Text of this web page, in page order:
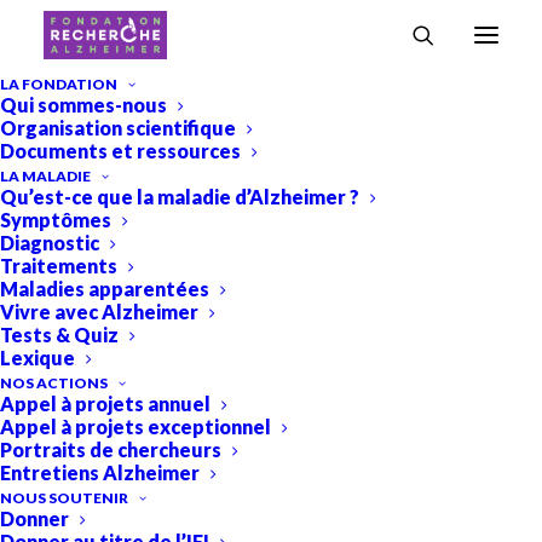
LA FONDATION
Qui sommes-nous
Organisation scientifique
Documents et ressources
LA MALADIE
Qu’est-ce que la maladie d’Alzheimer ?
Symptômes
Diagnostic
Traitements
Maladies apparentées
Vivre avec Alzheimer
Tests & Quiz
Lexique
NOS ACTIONS
Appel à projets annuel
Appel à projets exceptionnel
Portraits de chercheurs
Entretiens Alzheimer
NOUS SOUTENIR
Donner
Accueil›Rita GUERREIRO
Rita GUERREIRO
Cette jeune chercheuse d’origine portugaise
travaille au Department of Molecular
Neuroscience, University College London
(UCL) de Londres. Elle a été sélectionnée pour
ses travaux sur la mutation du gène TREM2